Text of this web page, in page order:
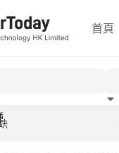
首頁